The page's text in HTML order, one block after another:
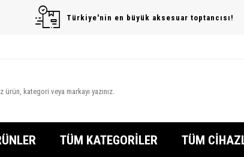
Türkiye'nin en büyük aksesuar toptancısı!
TÜM KATEGORİLER TÜM